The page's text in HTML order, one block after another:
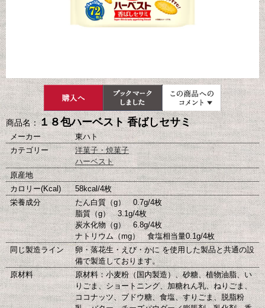
商品名：１８包ハーベスト 香ばしセサミ
メーカー
東ハト
カテゴリー
洋菓子・焼菓子
ハーベスト
原産地
カロリー(Kcal)
58kcal/4枚
栄養成分
たん白質（g） 0.7g/4枚
脂質（g） 3.1g/4枚
炭水化物（g） 6.8g/4枚
ナトリウム（mg） 食塩相当量0.1g/4枚
同じ製造ライン
卵・落花生・えび・かに を使用した製品と共通の設
備で製造しております。
原材料
原材料：小麦粉（国内製造）、砂糖、植物油脂、い
りごま、ショートニング、加糖れん乳、ねりごま、
ココナッツ、ブドウ糖、食塩、すりごま、脱脂粉